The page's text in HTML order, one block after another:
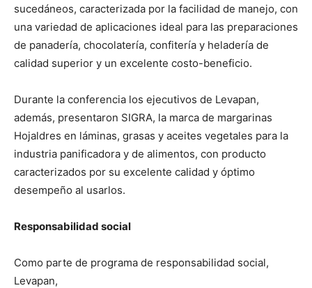
sucedáneos, caracterizada por la facilidad de manejo, con
una variedad de aplicaciones ideal para las preparaciones
de panadería, chocolatería, confitería y heladería de
calidad superior y un excelente costo-beneficio.
Durante la conferencia los ejecutivos de Levapan,
además, presentaron SIGRA, la marca de margarinas
Hojaldres en láminas, grasas y aceites vegetales para la
industria panificadora y de alimentos, con producto
caracterizados por su excelente calidad y óptimo
desempeño al usarlos.
Responsabilidad social
Como parte de programa de responsabilidad social,
Levapan,